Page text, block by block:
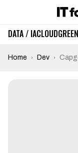
DATA / IACLOUD
Home Dev